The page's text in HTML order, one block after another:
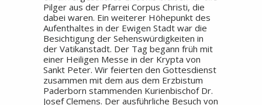
Pilger aus der Pfarrei Corpus Christi, die
dabei waren. Ein weiterer Höhepunkt des
Aufenthaltes in der Ewigen Stadt war die
Besichtigung der Sehenswürdigkeiten in
der Vatikanstadt. Der Tag begann früh mit
einer Heiligen Messe in der Krypta von
Sankt Peter. Wir feierten den Gottesdienst
zusammen mit dem aus dem Erzbistum
Paderborn stammenden Kurienbischof Dr.
Josef Clemens. Der ausführliche Besuch von